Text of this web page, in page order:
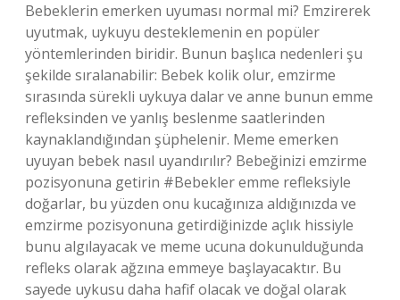
Bebeklerin emerken uyuması normal mi? Emzirerek
uyutmak, uykuyu desteklemenin en popüler
yöntemlerinden biridir. Bunun başlıca nedenleri şu
şekilde sıralanabilir: Bebek kolik olur, emzirme
sırasında sürekli uykuya dalar ve anne bunun emme
refleksinden ve yanlış beslenme saatlerinden
kaynaklandığından şüphelenir. Meme emerken
uyuyan bebek nasıl uyandırılır? Bebeğinizi emzirme
pozisyonuna getirin #Bebekler emme refleksiyle
doğarlar, bu yüzden onu kucağınıza aldığınızda ve
emzirme pozisyonuna getirdiğinizde açlık hissiyle
bunu algılayacak ve meme ucuna dokunulduğunda
refleks olarak ağzına emmeye başlayacaktır. Bu
sayede uykusu daha hafif olacak ve doğal olarak